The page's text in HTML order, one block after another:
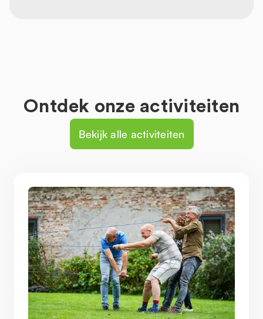
Ontdek onze activiteiten
Bekijk alle activiteiten